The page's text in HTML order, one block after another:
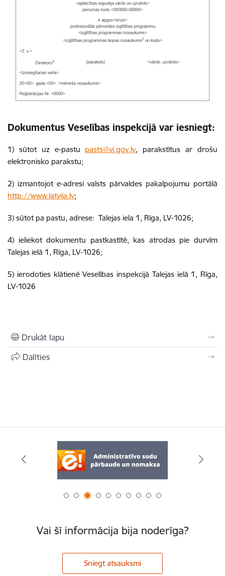
Dokumentus Veselības inspekcijā var iesniegt:
1) sūtot uz e-pastu pasts@vi.gov.lv, parakstītus ar drošu
elektronisko parakstu;
2) izmantojot e-adresi valsts pārvaldes pakalpojumu portālā
http://www.latvija.lv;
3) sūtot pa pastu, adrese: Talejas iela 1, Rīga, LV-1026;
4) ieliekot dokumentu pastkastītē, kas atrodas pie durvīm
Talejas ielā 1, Rīga, LV-1026;
5) ierodoties klātienē Veselības inspekcijā Talejas ielā 1, Rīga,
LV-1026
Drukāt lapu
Dalīties
Vai šī informācija bija noderīga?
Sniegt atsauksmi